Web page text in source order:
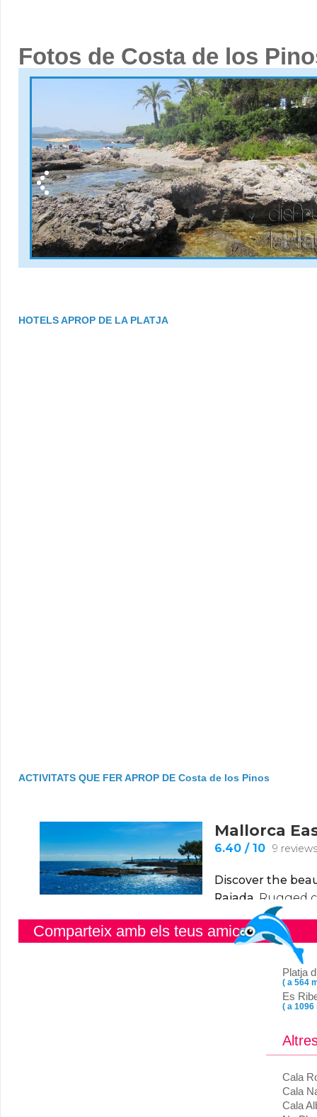
Fotos de Costa de los
HOTELS APROP DE LA PLATJA
ACTIVITATS QUE FER APROP DE Costa de los Pinos
Comparteix amb els teus amics
Platja
( a 564
Es
( a 1096
Cala
Cala
Cala